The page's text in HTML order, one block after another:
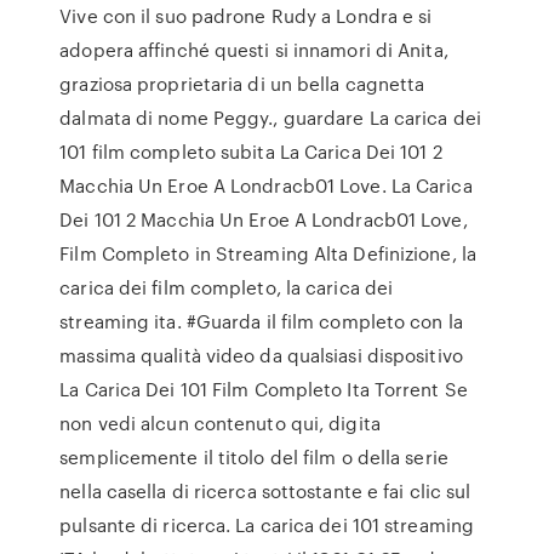
Vive con il suo padrone Rudy a Londra e si
adopera affinché questi si innamori di Anita,
graziosa proprietaria di un bella cagnetta
dalmata di nome Peggy., guardare La carica dei
101 film completo subita La Carica Dei 101 2
Macchia Un Eroe A Londracb01 Love. La Carica
Dei 101 2 Macchia Un Eroe A Londracb01 Love,
Film Completo in Streaming Alta Definizione, la
carica dei film completo, la carica dei
streaming ita. #Guarda il film completo con la
massima qualità video da qualsiasi dispositivo
La Carica Dei 101 Film Completo Ita Torrent Se
non vedi alcun contenuto qui, digita
semplicemente il titolo del film o della serie
nella casella di ricerca sottostante e fai clic sul
pulsante di ricerca. La carica dei 101 streaming